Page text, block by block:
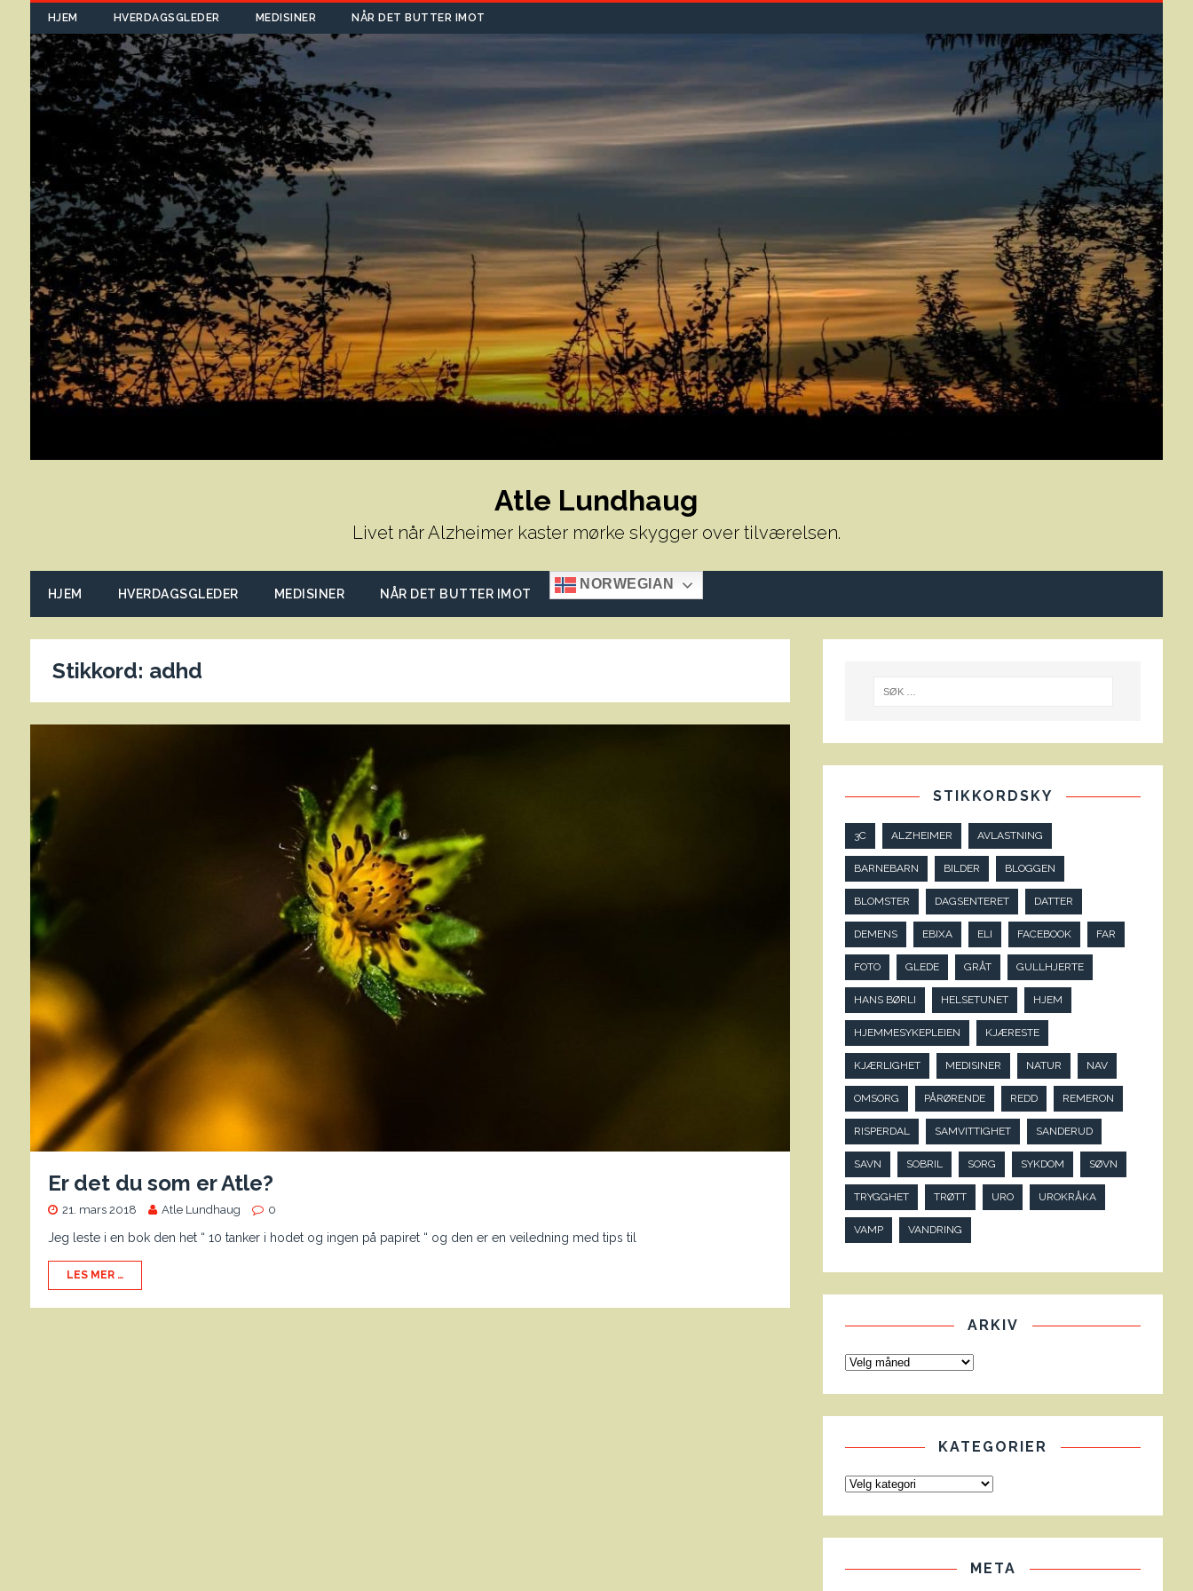
HJEM HVERDAGSGLEDER MEDISINER NÅR DET BUTTER IMOT
Atle Lundhaug
Livet når Alzheimer kaster mørke skygger over tilværelsen.
HJEM HVERDAGSGLEDER MEDISINER NÅR DET BUTTER IMOT
NORWEGIAN
Stikkord: adhd
Er det du som er Atle?
21. mars 2018 Atle Lundhaug 0
Jeg leste i en bok den het “ 10 tanker i hodet og ingen på papiret “ og den er en veiledning med tips til
LES MER …
STIKKORDSKY
3C ALZHEIMER AVLASTNING
BARNEBARN BILDER BLOGGEN
BLOMSTER DAGSENTERET DATTER
DEMENS EBIXA ELI FACEBOOK FAR
FOTO GLEDE GRÅT GULLHJERTE
HANS BØRLI HELSETUNET HJEM
HJEMMESYKEPLEIEN KJÆRESTE
KJÆRLIGHET MEDISINER NATUR NAV
OMSORG PÅRØRENDE REDD REMERON
RISPERDAL SAMVITTIGHET SANDERUD
SAVN SOBRIL SORG SYKDOM SØVN
TRYGGHET TRØTT URO UROKRÅKA
VAMP VANDRING
ARKIV
KATEGORIER
META